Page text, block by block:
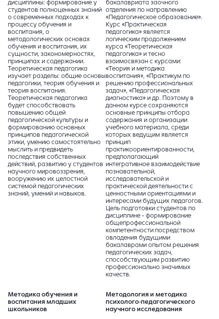
дисциплины: формирование у
студентов полноценных знаний
о современных подходах к
процессу обучения и
воспитания, о
методологических основах
обучения и воспитания, их
сущности, закономерностях,
принципах и содержании.
Теоретическая педагогика
изучает разделы: общие основы
педагогики, теория обучения и
теория воспитания.
Теоретическая педагогика
будет способствовать
повышению общей
педагогической культуры и
формированию основных
принципов педагогической
этики, умению самостоятельно
мыслить и предвидеть
последствия собственных
действий, развитию у студентов
научного мировоззрения,
вооружению их целостной
системой педагогических
знаний, умений и навыков.
бакалавриата заочного
отделения по направлению
«Педагогическое образование».
Курс «Практическая
педагогика» является
логическим продолжением
курса «Теоретическая
педагогика» и тесно
взаимосвязан с курсами:
«Теория и методика
воспитания», «Практикум по
решению профессиональных
задач», «Педагогическая
диагностика» и др. Поэтому в
данном курсе сохраняются
основные принципы отбора
содержания и организации
учебного материала, среди
которых ведущим является
принцип
практикоориентированности,
предполагающий
интегративное взаимодействие
познавательной,
исследовательской и
практической деятельности с
ценностными ориентациями и
интересами будущих педагогов.
Цель подготовки студентов по
дисциплине - формирование
общепрофессиональной
компетентности посредством
овладения будущими
бакалаврами опытом решения
педагогических задач,
способствующим развитию
профессионально значимых
качеств.
Методика обучения и
воспитания младших
школьников
Методология и методика
психолого-педагогического
научного исследования